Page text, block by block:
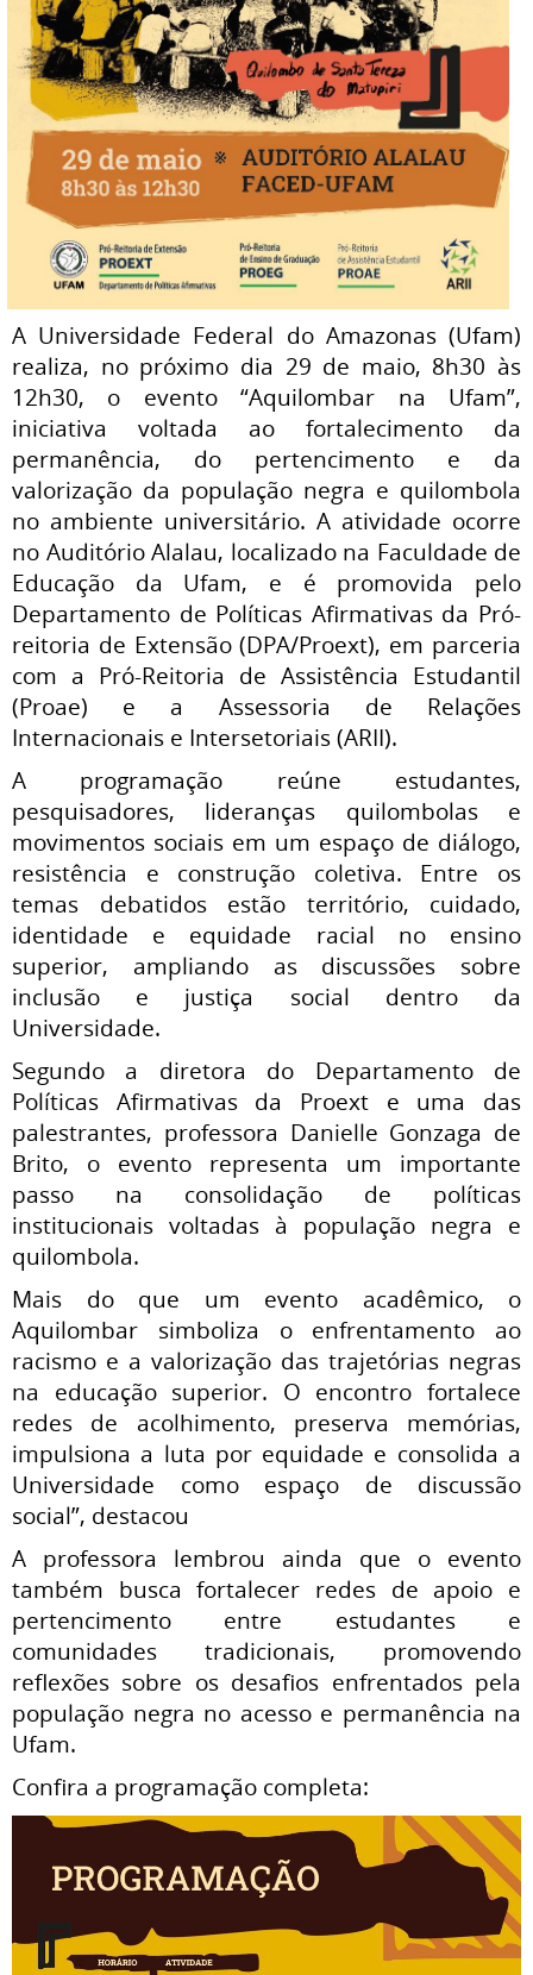
A Universidade Federal do Amazonas (Ufam)
realiza, no próximo dia 29 de maio, 8h30 às
12h30, o evento “Aquilombar na Ufam”,
iniciativa voltada ao fortalecimento da
permanência, do pertencimento e da
valorização da população negra e quilombola
no ambiente universitário. A atividade ocorre
no Auditório Alalau, localizado na Faculdade de
Educação da Ufam, e é promovida pelo
Departamento de Políticas Afirmativas da Pró-
reitoria de Extensão (DPA/Proext), em parceria
com a Pró-Reitoria de Assistência Estudantil
(Proae) e a Assessoria de Relações
Internacionais e Intersetoriais (ARII).
A programação reúne estudantes,
pesquisadores, lideranças quilombolas e
movimentos sociais em um espaço de diálogo,
resistência e construção coletiva. Entre os
temas debatidos estão território, cuidado,
identidade e equidade racial no ensino
superior, ampliando as discussões sobre
inclusão e justiça social dentro da
Universidade.
Segundo a diretora do Departamento de
Políticas Afirmativas da Proext e uma das
palestrantes, professora Danielle Gonzaga de
Brito, o evento representa um importante
passo na consolidação de políticas
institucionais voltadas à população negra e
quilombola.
Mais do que um evento acadêmico, o
Aquilombar simboliza o enfrentamento ao
racismo e a valorização das trajetórias negras
na educação superior. O encontro fortalece
redes de acolhimento, preserva memórias,
impulsiona a luta por equidade e consolida a
Universidade como espaço de discussão
social”, destacou
A professora lembrou ainda que o evento
também busca fortalecer redes de apoio e
pertencimento entre estudantes e
comunidades tradicionais, promovendo
reflexões sobre os desafios enfrentados pela
população negra no acesso e permanência na
Ufam.
Confira a programação completa: